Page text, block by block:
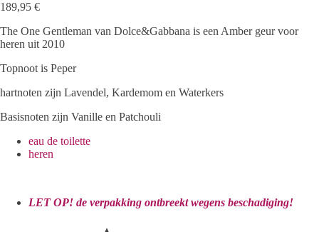
189,95 €
The One Gentleman van Dolce&Gabbana is een Amber geur voor
heren uit 2010
Topnoot is Peper
hartnoten zijn Lavendel, Kardemom en Waterkers
Basisnoten zijn Vanille en Patchouli
eau de toilette
heren
LET OP! de verpakking ontbreekt wegens beschadiging!